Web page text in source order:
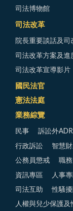
司法博物館
司法改革
院長重要談話及司
司法改革方案及進
司法改革宣導影片
國民法官
憲法法庭
業務綜覽
民事 訴訟外ADR
行政訴訟 智慧
公務員懲戒 職
資訊專區 人事
司法互助 性騷
人權與兒少保護及